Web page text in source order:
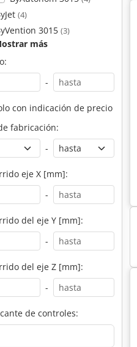
(4)
3015 (3)
más
-
con indicación de precio
fabricación:
-
eje X [mm]:
-
del eje Y [mm]:
-
del eje Z [mm]:
-
de controles:
Plegadora Hidraulica